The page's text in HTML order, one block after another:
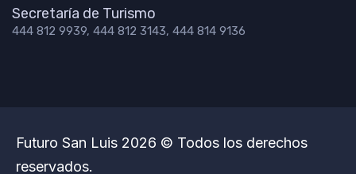
Secretaría de Turismo
444 812 9939, 444 812 3143, 444 814 9136
Futuro San Luis 2026 © Todos los derechos
reservados.